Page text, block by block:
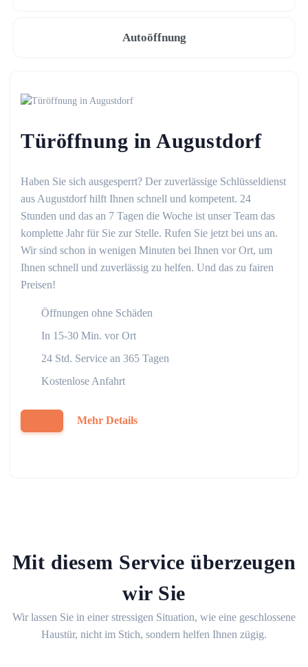
Autoöffnung
Türöffnung in Augustdorf
Haben Sie sich ausgesperrt? Der zuverlässige Schlüsseldienst
aus Augustdorf hilft Ihnen schnell und kompetent. 24
Stunden und das an 7 Tagen die Woche ist unser Team das
komplette Jahr für Sie zur Stelle. Rufen Sie jetzt bei uns an.
Wir sind schon in wenigen Minuten bei Ihnen vor Ort, um
Ihnen schnell und zuverlässig zu helfen. Und das zu fairen
Preisen!
Öffnungen ohne Schäden
In 15-30 Min. vor Ort
24 Std. Service an 365 Tagen
Kostenlose Anfahrt
Mehr Details
Mit diesem Service überzeugen
wir Sie
Wir lassen Sie in einer stressigen Situation, wie eine geschlossene
Haustür, nicht im Stich, sondern helfen Ihnen zügig.